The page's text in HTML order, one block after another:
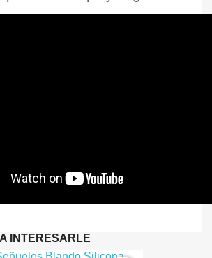
INTERESARLE